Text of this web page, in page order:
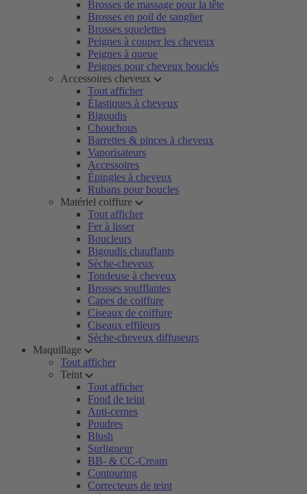
Brosses de massage pour la tête
Brosses en poil de sanglier
Brosses squelettes
Peignes à couper les cheveux
Peignes à queue
Peignes pour cheveux bouclés
Accessoires cheveux
Tout afficher
Élastiques à cheveux
Bigoudis
Chouchous
Barrettes & pinces à cheveux
Vaporisateurs
Accessoires
Épingles à cheveux
Rubans pour boucles
Matériel coiffure
Tout afficher
Fer à lisser
Boucleurs
Bigoudis chauffants
Sèche-cheveux
Tondeuse à cheveux
Brosses soufflantes
Capes de coiffure
Ciseaux de coiffure
Ciseaux effileurs
Sèche-cheveux diffuseurs
Maquillage
Tout afficher
Teint
Tout afficher
Fond de teint
Anti-cernes
Poudres
Blush
Surligneur
BB- & CC-Cream
Contouring
Correcteurs de teint